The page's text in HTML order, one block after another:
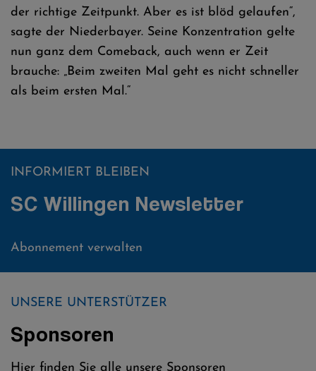
der richtige Zeitpunkt. Aber es ist blöd gelaufen“,
sagte der Niederbayer. Seine Konzentration gelte
nun ganz dem Comeback, auch wenn er Zeit
brauche: „Beim zweiten Mal geht es nicht schneller
als beim ersten Mal.“
INFORMIERT BLEIBEN
SC Willingen Newsletter
Abonnement verwalten
UNSERE UNTERSTÜTZER
Sponsoren
Hier finden Sie alle unsere Sponsoren